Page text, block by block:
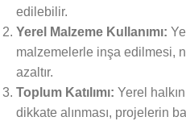
edilebilir.
Yerel Malzeme Kullanımı:
malzemelerle inşa edilmesi,
azaltır.
Toplum Katılımı: Yerel
dikkate alınması, projelerin